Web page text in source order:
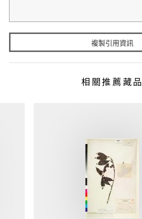
複製引用資訊
相關推薦藏品